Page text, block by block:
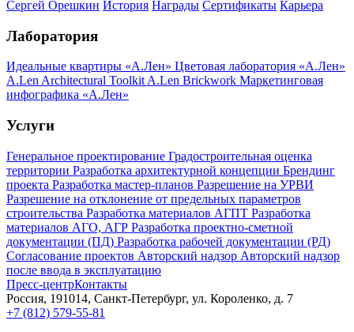
Сергей Орешкин История Награды Сертификаты Карьера
Лаборатория
Идеальные квартиры «А.Лен» Цветовая лаборатория «А.Лен»
A.Len Architectural Toolkit A.Len Brickwork Маркетинговая
инфографика «А.Лен»
Услуги
Генеральное проектирование Градостроительная оценка
территории Разработка архитектурной концепции Брендинг
проекта Разработка мастер-планов Разрешение на УРВИ
Разрешение на отклонение от предельных параметров
строительства Разработка материалов АГПТ Разработка
материалов АГО, АГР Разработка проектно-сметной
документации (ПД) Разработка рабочей документации (РД)
Согласование проектов Авторский надзор Авторский надзор
после ввода в эксплуатацию
Пресс-центрКонтакты
Россия, 191014, Санкт-Петербург, ул. Короленко, д. 7
+7 (812) 579-55-81